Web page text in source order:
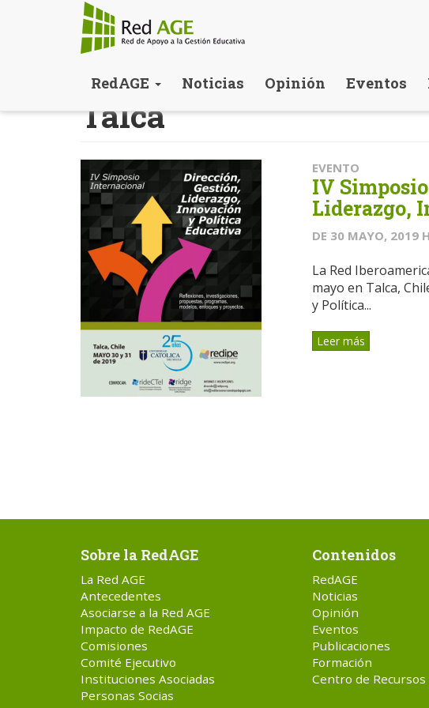
contenido
RedAGE Noticias Opinión Eventos
Talca
EVENTO
IV
Liderazgo,
DE 30 MAYO, 2019
La Red
mayo en Talca,
y Política...
Leer más
Sobre la RedAGE
La Red AGE
Antecedentes
Asociarse a la Red AGE
Impacto de RedAGE
Comisiones
Comité Ejecutivo
Instituciones Asociadas
Personas Socias
Contenidos
RedAGE
Noticias
Opinión
Eventos
Publicaciones
Formación
Centro de Recursos